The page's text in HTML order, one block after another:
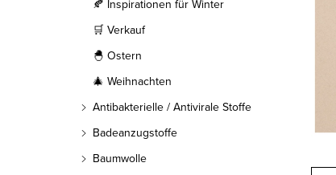
🍂 Inspirationen für Winter
🛒 Verkauf
🐣 Ostern
🎄 Weihnachten
Antibakterielle / Antivirale Stoffe
Badeanzugstoffe
Baumwolle